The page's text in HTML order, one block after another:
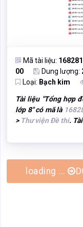
Mã tài liệu:
00
Dung lượng:
Loại: Bạch kim
Tài liệu "Tổng hợp
lớp 8" có mã là
> Thư viện Đề thi.
loading ...